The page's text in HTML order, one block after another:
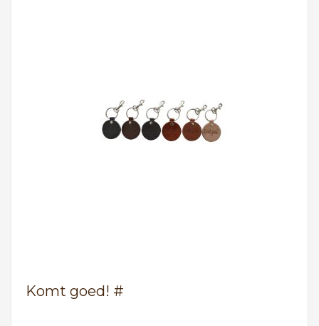
Komt goed! #